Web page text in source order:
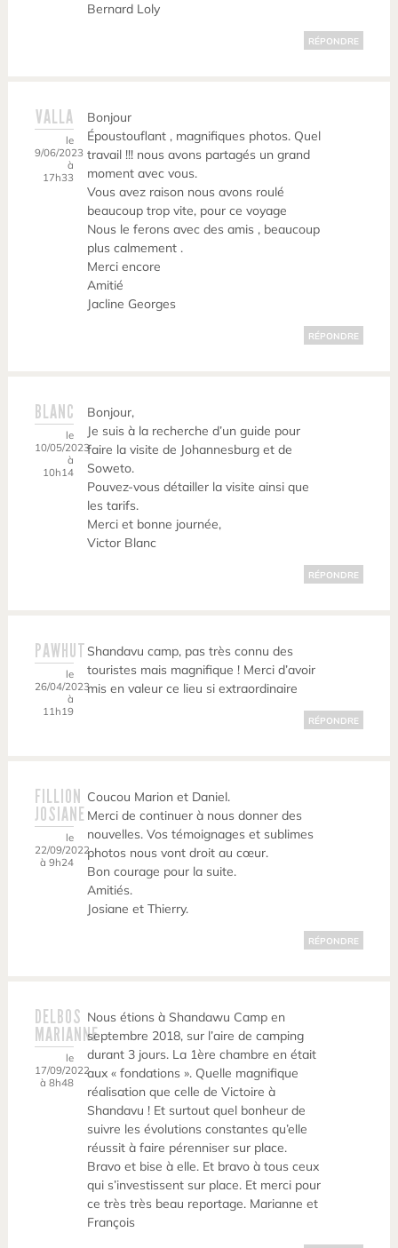
Bernard Loly
RÉPONDRE
VALLA
le
9/06/2023
à
17h33
Bonjour
Époustouflant , magnifiques photos. Quel
travail !!! nous avons partagés un grand
moment avec vous.
Vous avez raison nous avons roulé
beaucoup trop vite, pour ce voyage
Nous le ferons avec des amis , beaucoup
plus calmement .
Merci encore
Amitié
Jacline Georges
RÉPONDRE
BLANC
le
10/05/2023
à
10h14
Bonjour,
Je suis à la recherche d’un guide pour
faire la visite de Johannesburg et de
Soweto.
Pouvez-vous détailler la visite ainsi que
les tarifs.
Merci et bonne journée,
Victor Blanc
RÉPONDRE
PAWHUT
le
26/04/2023
à
11h19
Shandavu camp, pas très connu des
touristes mais magnifique ! Merci d’avoir
mis en valeur ce lieu si extraordinaire
RÉPONDRE
FILLION
JOSIANE
le
22/09/2022
à 9h24
Coucou Marion et Daniel.
Merci de continuer à nous donner des
nouvelles. Vos témoignages et sublimes
photos nous vont droit au cœur.
Bon courage pour la suite.
Amitiés.
Josiane et Thierry.
RÉPONDRE
DELBOS
MARIANNE
le
17/09/2022
à 8h48
Nous étions à Shandawu Camp en
septembre 2018, sur l’aire de camping
durant 3 jours. La 1ère chambre en était
aux « fondations ». Quelle magnifique
réalisation que celle de Victoire à
Shandavu ! Et surtout quel bonheur de
suivre les évolutions constantes qu’elle
réussit à faire pérenniser sur place.
Bravo et bise à elle. Et bravo à tous ceux
qui s’investissent sur place. Et merci pour
ce très très beau reportage. Marianne et
François